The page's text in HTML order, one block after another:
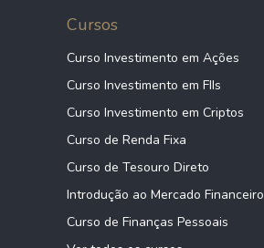
Cursos
Curso Investimento em Ações
Curso Investimento em FIIs
Curso Investimento em Criptos
Curso de Renda Fixa
Curso de Tesouro Direto
Introdução ao Mercado Financeiro
Curso de Finanças Pessoais